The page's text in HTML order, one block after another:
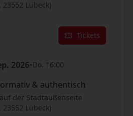
Lübeck)
Tickets
2026•Do. 16:00
& authentisch
der Stadtaußenseite
Lübeck)